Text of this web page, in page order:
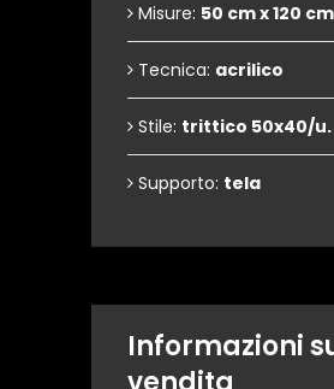
Misure: 50 cm x 120 cm
Tecnica: acrilico
Stile: trittico 50x40/u.
Supporto: tela
Informazioni